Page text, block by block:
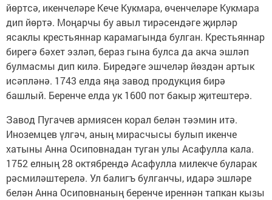
йөртсә, икенчеләре Кече Кукмара, өченчеләре Кукмара
дип йөртә. Моңарчы бу авыл тирәсендәге җирләр
ясаклы крестьяннар карамагында булган. Крестьяннар
бирегә бәхет эзләп, бераз гына булса да акча эшләп
булмасмы дип килә. Биредәге эшчеләр йөздән артык
исәпләнә. 1743 елда яңа завод продукция бирә
башлый. Беренче елда ук 1600 пот бакыр җитештерә.
Завод Пугачев армиясен корал белән тәэмин итә.
Иноземцев үлгәч, аның мирасчысы булып икенче
хатыны Анна Осиповнадан туган улы Асафулла кала.
1752 елның 28 октябрендә Асафулла милекче буларак
рәсмиләштерелә. Ул балигъ булганчы, идарә эшләре
белән Анна Осиповнаның беренче иреннән тапкан кызы